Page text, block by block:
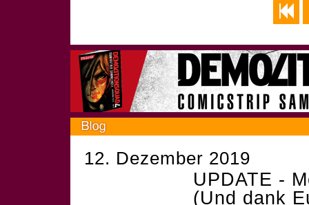
12. Dezember 2019
UPDATE -
(Und dank